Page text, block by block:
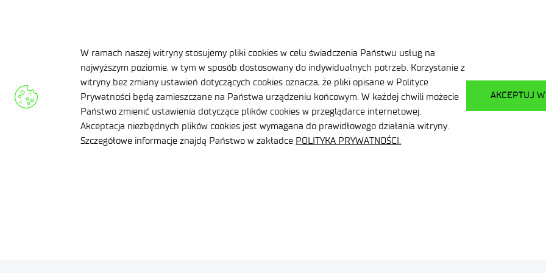
W ramach naszej witryny stosujemy pliki cookies w celu świadczenia Państwu usług na
najwyższym poziomie, w tym w sposób dostosowany do indywidualnych potrzeb. Korzystanie z
witryny bez zmiany ustawień dotyczących cookies oznacza, że pliki opisane w Polityce
Prywatności będą zamieszczane na Państwa urządzeniu końcowym. W każdej chwili możecie
Państwo zmienić ustawienia dotyczące plików cookies w przeglądarce internetowej.
Akceptacja niezbędnych plików cookies jest wymagana do prawidłowego działania witryny.
Szczegółowe informacje znajdą Państwo w zakładce POLITYKA PRYWATNOŚCI.
AKCEPTUJ